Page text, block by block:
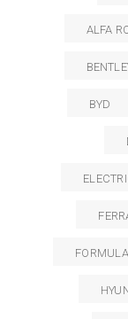
ALFA
BYD